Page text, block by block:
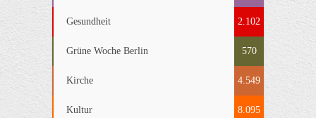
Gesundheit 2.102
Grüne Woche Berlin 570
Kirche 4.549
Kultur 8.095